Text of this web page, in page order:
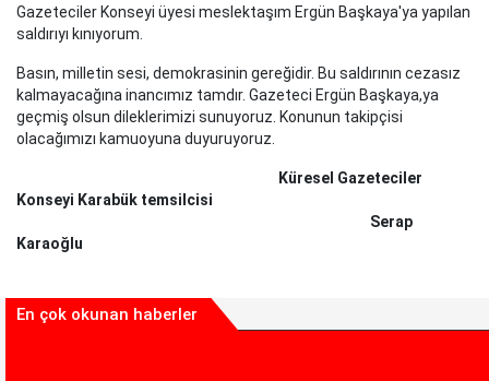
Gazeteciler Konseyi üyesi meslektaşım Ergün Başkaya'ya yapılan
saldırıyı kınıyorum.
Basın, milletin sesi, demokrasinin gereğidir. Bu saldırının cezasız
kalmayacağına inancımız tamdır. Gazeteci Ergün Başkaya,ya
geçmiş olsun dileklerimizi sunuyoruz. Konunun takipçisi
olacağımızı kamuoyuna duyuruyoruz.
Küresel Gazeteciler
Konseyi Karabük temsilcisi
Serap
Karaoğlu
En çok okunan haberler